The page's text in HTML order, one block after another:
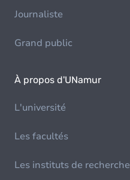
Journaliste
Grand public
À propos d'UNamur
L'université
Les facultés
Les instituts de recherche